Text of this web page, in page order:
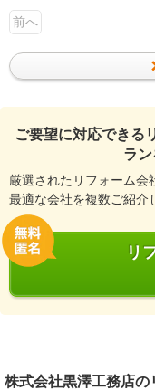
前へ
ご要望に対応できる
ラン
厳選されたリフォーム会
最適な会社を複数ご紹介
リ
株式会社黒澤工務店の